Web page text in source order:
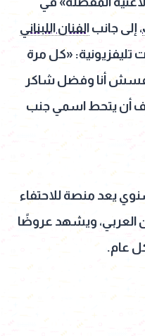
، إلى جانب الفنان اللبناني
تليفزيونية: «كل مرة
أنا وفضل شاكر
أن يتحط اسمي جنب
يعد منصة للاحتفاء
العربي، ويشهد عروضًا
عام.